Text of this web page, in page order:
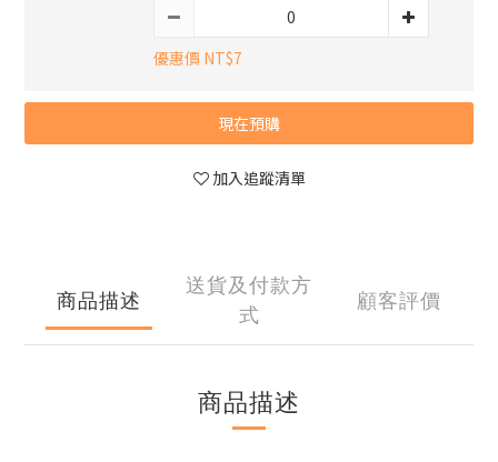
優惠價 NT$7
現在預購
加入追蹤清單
商品描述
送貨及付款方
式
顧客評價
商品描述